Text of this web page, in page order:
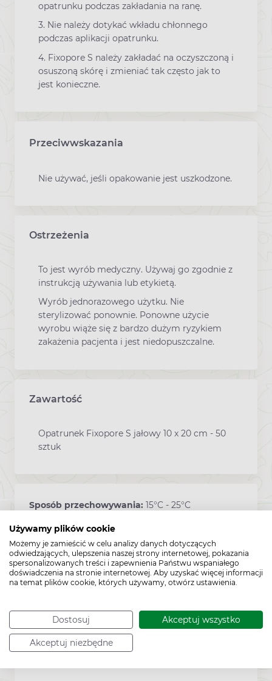
Używamy plików cookie
Możemy je zamieścić w celu analizy danych dotyczących
odwiedzających, ulepszenia naszej strony internetowej, pokazania
spersonalizowanych treści i zapewnienia Państwu wspaniałego
doświadczenia na stronie internetowej. Aby uzyskać więcej informacji
na temat plików cookie, których używamy, otwórz ustawienia.
Dostosuj Akceptuj wszystko
Akceptuj niezbędne
opatrunku podczas zakładania na ranę.
3. Nie należy dotykać wkładu chłonnego
podczas aplikacji opatrunku.
4. Fixopore S należy zakładać na oczyszczoną i
osuszoną skórę i zmieniać tak często jak to
jest konieczne.
Przeciwwskazania
Nie używać, jeśli opakowanie jest uszkodzone.
Ostrzeżenia
To jest wyrób medyczny. Używaj go zgodnie z
instrukcją używania lub etykietą.
Wyrób jednorazowego użytku. Nie
sterylizować ponownie. Ponowne użycie
wyrobu wiąże się z bardzo dużym ryzykiem
zakażenia pacjenta i jest niedopuszczalne.
Zawartość
Opatrunek Fixopore S jałowy 10 x 20 cm - 50
sztuk
Sposób przechowywania: 15°C - 25°C
Producent:TZMO
Pozwolenie:DOC*